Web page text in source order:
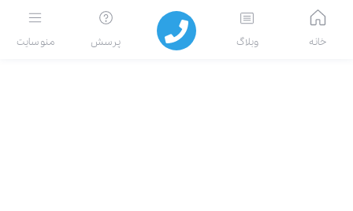
خانه وبلاگ پرسش منو سایت